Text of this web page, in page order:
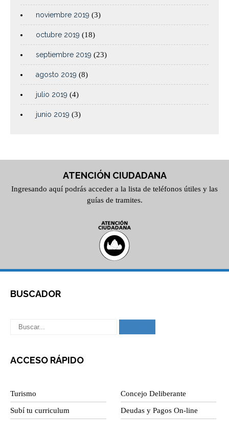
noviembre 2019 (3)
octubre 2019 (18)
septiembre 2019 (23)
agosto 2019 (8)
julio 2019 (4)
junio 2019 (3)
ATENCIÓN CIUDADANA
Ingresando aquí podrás acceder a la lista de teléfonos útiles y las
guías de tramites.
BUSCADOR
ACCESO RÁPIDO
Turismo Concejo Deliberante
Subí tu curriculum Deudas y Pagos On-line